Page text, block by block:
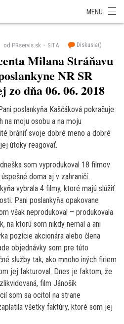
MENU
od PRservis.sk SITA Diskusia()
Milana Stráňavu
NR SR
zo dňa 06. 06. 2018
poslankyňa Kaščáková pokračuje
na moju osobu a na moju
brániť svoje dobré meno a dobré
útoky reagovať.
som vyprodukoval 18 filmov
doma aj v zahraničí.
vybrala 4 filmy, ktoré majú slúžiť
Pani poslankyňa opakovane
však neprodukoval – produkovala
na ktorú som nikdy nemal a ani
pozície akcionára alebo člena
objednávky som pre túto
služby tak, ako mnoho iných firiem
jej fakturoval. Dnes je faktom, že
film Jánošík
som sa ocitol na strane
všetky faktúry, ktoré som jej